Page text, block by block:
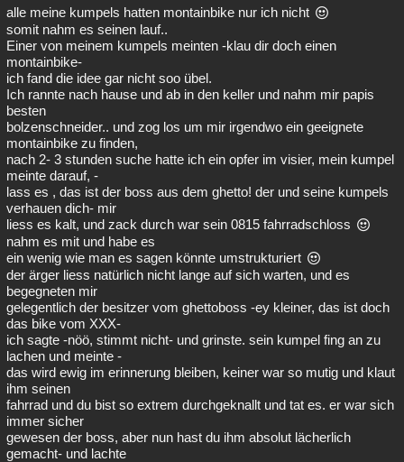
alle meine kumpels hatten montainbike nur ich nicht
somit nahm es seinen lauf..
Einer von meinem kumpels meinten -klau dir doch einen
montainbike-
ich fand die idee gar nicht soo übel.
Ich rannte nach hause und ab in den keller und nahm mir papis
besten
bolzenschneider.. und zog los um mir irgendwo ein geeignete
montainbike zu finden,
nach 2- 3 stunden suche hatte ich ein opfer im visier, mein kumpel
meinte darauf, -
lass es , das ist der boss aus dem ghetto! der und seine kumpels
verhauen dich- mir
liess es kalt, und zack durch war sein 0815 fahrradschloss
nahm es mit und habe es
ein wenig wie man es sagen könnte umstrukturiert
der ärger liess natürlich nicht lange auf sich warten, und es
begegneten mir
gelegentlich der besitzer vom ghettoboss -ey kleiner, das ist doch
das bike vom XXX-
ich sagte -nöö, stimmt nicht- und grinste. sein kumpel fing an zu
lachen und meinte -
das wird ewig im erinnerung bleiben, keiner war so mutig und klaut
ihm seinen
fahrrad und du bist so extrem durchgeknallt und tat es. er war sich
immer sicher
gewesen der boss, aber nun hast du ihm absolut lächerlich
gemacht- und lachte